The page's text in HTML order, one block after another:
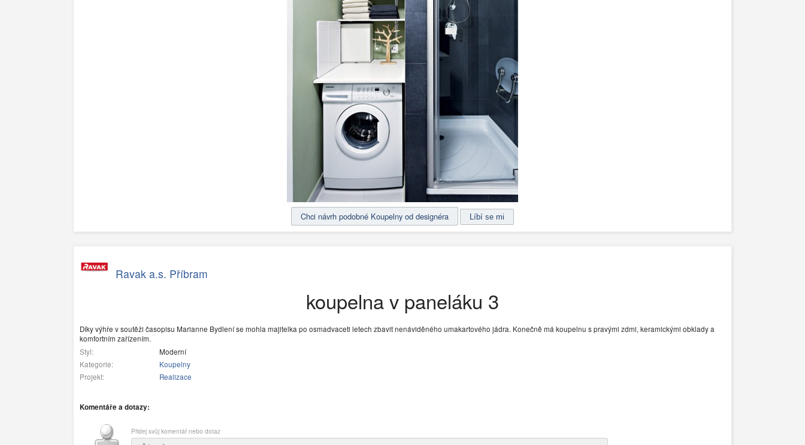
Chci návrh podobné Koupelny od designéra
Ravak a.s. Příbram
koupelna v paneláku 3
Díky výhře v soutěži časopisu Marianne Bydlení se mohla majitelka po osmadvaceti letech zbavit nenáviděného umakartového jádra. Konečně má koupelnu s pravými zdmi, keramickými obklady a
komfortním zařízením.
Styl:
Moderní
Kategorie:
Koupelny
Projekt:
Realizace
Komentáře a dotazy:
Přidej svůj komentář nebo dotaz